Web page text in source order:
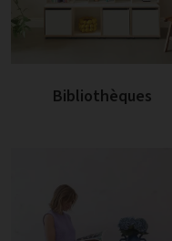
Bibliothèques